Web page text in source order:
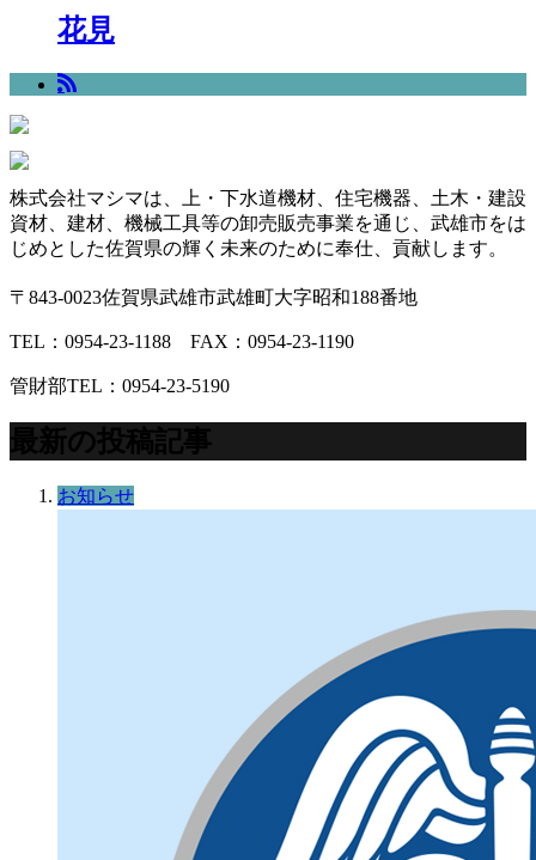
花見
株式会社マシマは、上・下水道機材、住宅機器、土木・建設
資材、建材、機械工具等の卸売販売事業を通じ、武雄市をは
じめとした佐賀県の輝く未来のために奉仕、貢献します。
〒843-0023佐賀県武雄市武雄町大字昭和188番地
TEL：0954-23-1188 FAX：0954-23-1190
管財部TEL：0954-23-5190
最新の投稿記事
お知らせ